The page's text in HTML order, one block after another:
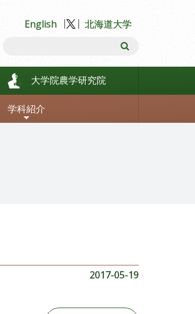
English 北海道大学
大学院農学研究院
学科紹介
2017-05-19